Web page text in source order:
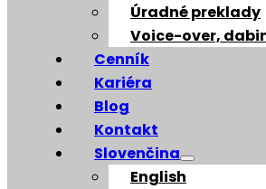
Úradné preklady
Voice-over,
Cenník
Kariéra
Blog
Kontakt
Slovenčina
English